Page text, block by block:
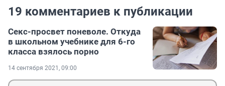
19 комментариев к публикации
Секс-просвет поневоле. Откуда
в школьном учебнике для 6-го
класса взялось порно
14 сентября 2021, 09:00